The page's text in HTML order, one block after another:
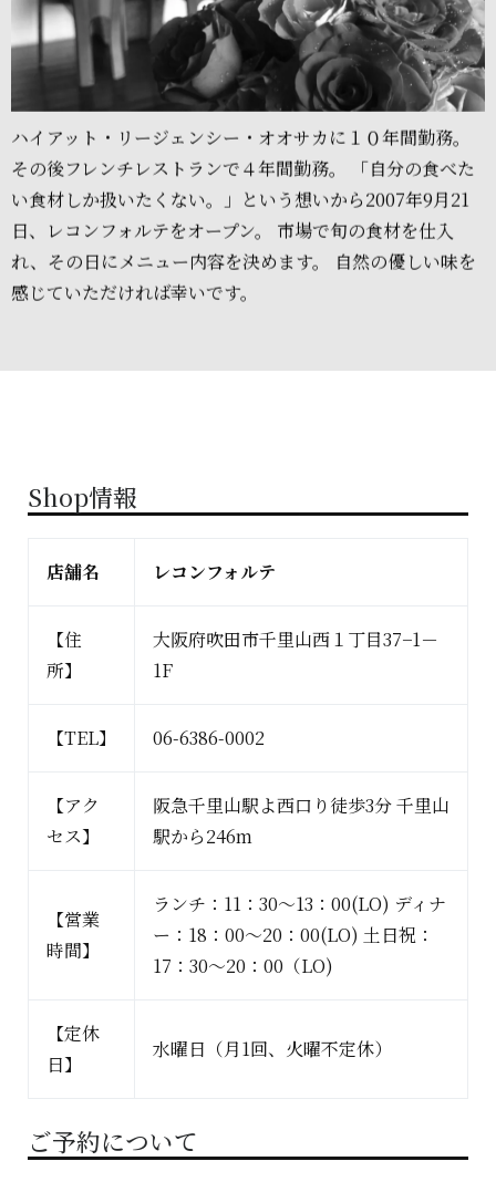
ハイアット・リージェンシー・オオサカに１０年間勤務。
その後フレンチレストランで４年間勤務。 「自分の食べた
い食材しか扱いたくない。」という想いから2007年9月21
日、レコンフォルテをオープン。 市場で旬の食材を仕入
れ、その日にメニュー内容を決めます。 自然の優しい味を
感じていただければ幸いです。
Shop情報
店舗名 レコンフォルテ
【住
所】
大阪府吹田市千里山西１丁目37−1－
1F
【TEL】 06-6386-0002
【アク
セス】
阪急千里山駅よ西口り徒歩3分 千里山
駅から246m
【営業
時間】
ランチ：11：30～13：00(LO) ディナ
ー：18：00～20：00(LO) 土日祝：
17：30～20：00（LO)
【定休
日】
水曜日（月1回、火曜不定休）
ご予約について